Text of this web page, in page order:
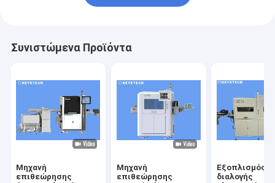
Συνιστώμενα Προϊόντα
Μηχανή
επιθεώρησης
Μηχανή
επιθεώρησης
Εξοπλισμός
διαλογής